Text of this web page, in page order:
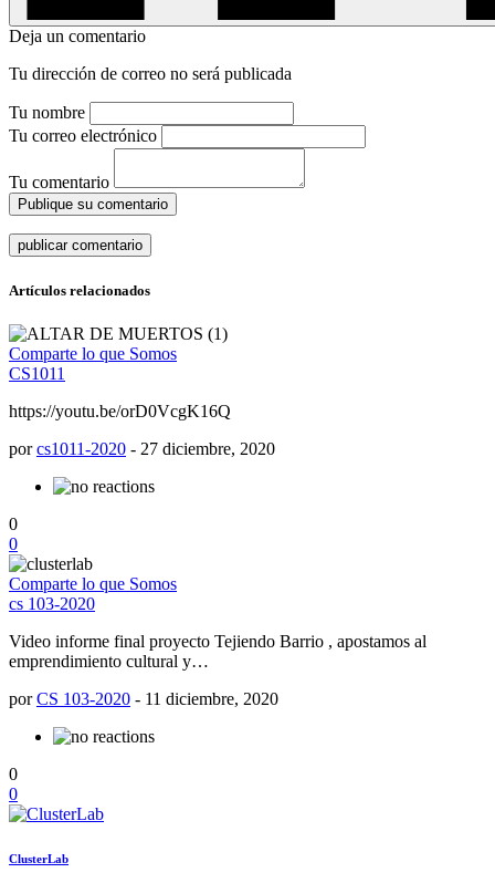
Deja un comentario
Tu dirección de correo no será publicada
Tu nombre
Tu correo electrónico
Tu comentario
Publique su comentario
Artículos relacionados
Comparte lo que Somos
CS1011
https://youtu.be/orD0VcgK16Q
porcs1011-2020 - 27 diciembre, 2020
0
0
Comparte lo que Somos
cs 103-2020
Video informe final proyecto Tejiendo Barrio , apostamos al
emprendimiento cultural y…
porCS 103-2020 - 11 diciembre, 2020
0
0
ClusterLab